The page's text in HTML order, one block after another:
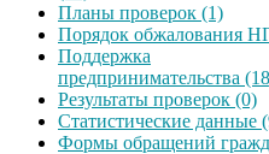
Планы проверок (1)
Порядок обжалования
Поддержка
предпринимательства
Результаты проверок (0)
Статистические данные
Формы обращений